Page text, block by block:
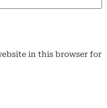
in this browser for